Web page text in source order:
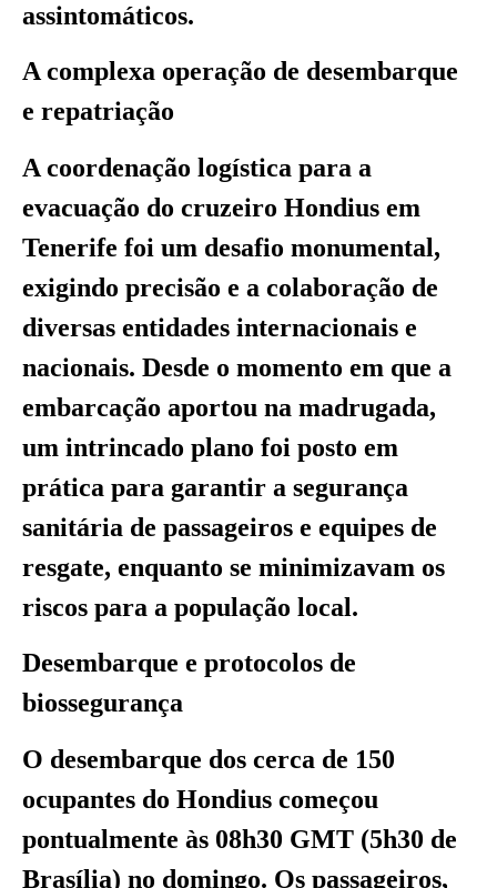
assintomáticos.
A complexa operação de desembarque
e repatriação
A coordenação logística para a
evacuação do cruzeiro Hondius em
Tenerife foi um desafio monumental,
exigindo precisão e a colaboração de
diversas entidades internacionais e
nacionais. Desde o momento em que a
embarcação aportou na madrugada,
um intrincado plano foi posto em
prática para garantir a segurança
sanitária de passageiros e equipes de
resgate, enquanto se minimizavam os
riscos para a população local.
Desembarque e protocolos de
biossegurança
O desembarque dos cerca de 150
ocupantes do Hondius começou
pontualmente às 08h30 GMT (5h30 de
Brasília) no domingo. Os passageiros,